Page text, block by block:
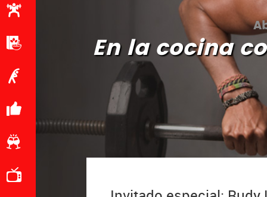
En la cocina